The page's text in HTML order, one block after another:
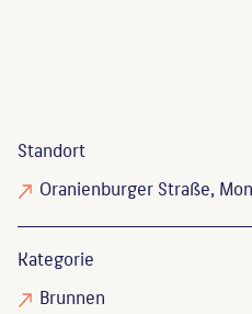
Standort
Oranienburger Straße,
Kategorie
Brunnen